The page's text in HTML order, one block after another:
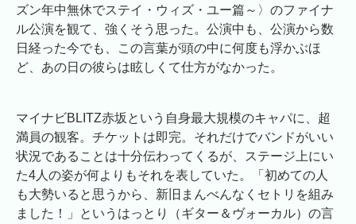
ズン年中無休でステイ・ウィズ・ユー篇～〉のファイナ
ル公演を観て、強くそう思った。公演中も、公演から数
日経った今でも、この言葉が頭の中に何度も浮かぶほ
ど、あの日の彼らは眩しくて仕方がなかった。
マイナビBLITZ赤坂という自身最大規模のキャパに、超
満員の観客。チケットは即完。それだけでバンドがいい
状況であることは十分伝わってくるが、ステージ上にい
た4人の姿が何よりもそれを表していた。「初めての人
も大勢いると思うから、新旧まんべんなくセトリを組み
ました！」というはっとり（ギター＆ヴォーカル）の言